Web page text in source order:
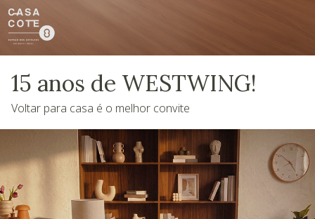
15 anos de WESTWING!
Voltar para casa é o melhor convite